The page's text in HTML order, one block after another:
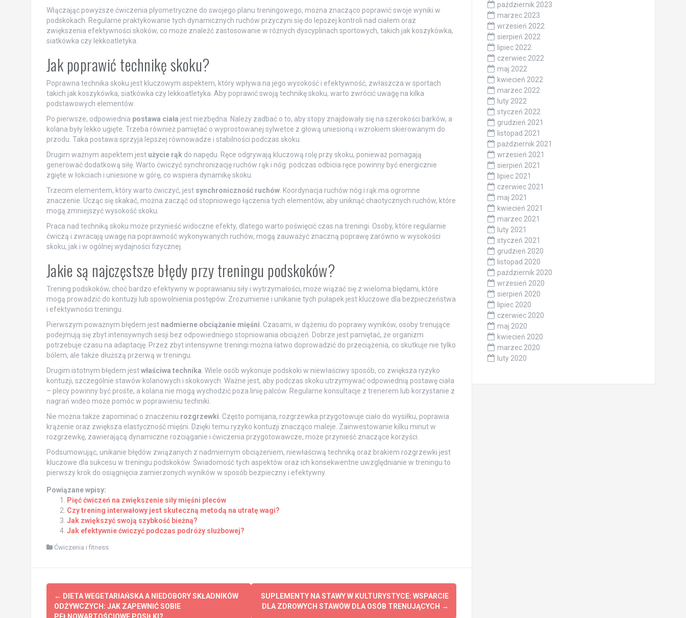
Włączając powyższe ćwiczenia plyometryczne do swojego planu treningowego, można znacząco poprawić swoje wyniki w
podskokach. Regularne praktykowanie tych dynamicznych ruchów przyczyni się do lepszej kontroli nad ciałem oraz
zwiększenia efektywności skoków, co może znaleźć zastosowanie w różnych dyscyplinach sportowych, takich jak koszykówka,
siatkówka czy lekkoatletyka.
Jak poprawić technikę skoku?
Poprawna technika skoku jest kluczowym aspektem, który wpływa na jego wysokość i efektywność, zwłaszcza w sportach
takich jak koszykówka, siatkówka czy lekkoatletyka. Aby poprawić swoją technikę skoku, warto zwrócić uwagę na kilka
podstawowych elementów.
Po pierwsze, odpowiednia postawa ciała jest niezbędna. Należy zadbać o to, aby stopy znajdowały się na szerokości barków, a
kolana były lekko ugięte. Trzeba również pamiętać o wyprostowanej sylwetce z głową uniesioną i wzrokiem skierowanym do
przodu. Taka postawa sprzyja lepszej równowadze i stabilności podczas skoku.
Drugim ważnym aspektem jest użycie rąkdo napędu. Ręce odgrywają kluczową rolę przy skoku, ponieważ pomagają
generować dodatkową siłę. Warto ćwiczyć synchronizację ruchów rąk i nóg: podczas odbicia ręce powinny być energicznie
zgięte w łokciach i uniesione w górę, co wspiera dynamikę skoku.
Trzecim elementem, który warto ćwiczyć, jest synchroniczność ruchów. Koordynacja ruchów nóg i rąk ma ogromne
znaczenie. Ucząc się skakać, można zacząć od stopniowego łączenia tych elementów, aby uniknąć chaotycznych ruchów, które
mogą zmniejszyć wysokość skoku.
Praca nad techniką skoku może przynieść widoczne efekty, dlatego warto poświęcić czas na treningi. Osoby, które regularnie
ćwiczą i zwracają uwagę na poprawność wykonywanych ruchów, mogą zauważyć znaczną poprawę zarówno w wysokości
skoku, jak i w ogólnej wydajności fizycznej.
Jakie są najczęstsze błędy przy treningu podskoków?
Trening podskoków, choć bardzo efektywny w poprawianiu siły i wytrzymałości, może wiązać się z wieloma błędami, które
mogą prowadzić do kontuzji lub spowolnienia postępów. Zrozumienie i unikanie tych pułapek jest kluczowe dla bezpieczeństwa
i efektywności treningu.
Pierwszym poważnym błędem jest nadmierne obciążanie mięśni . Czasami, w dążeniu do poprawy wyników, osoby trenujące
podejmują się zbyt intensywnych sesji bez odpowiedniego stopniowania obciążeń. Dobrze jest pamiętać, że organizm
potrzebuje czasu na adaptację. Przez zbyt intensywne treningi można łatwo doprowadzić do przeciążenia, co skutkuje nie tylko
bólem, ale także dłuższą przerwą w treningu.
Drugim istotnym błędem jestwłaściwa technika . Wiele osób wykonuje podskoki w niewłaściwy sposób, co zwiększa ryzyko
kontuzji, szczególnie stawów kolanowych i skokowych. Ważne jest, aby podczas skoku utrzymywać odpowiednią postawę ciała
– plecy powinny być proste, a kolana nie mogą wychodzić poza linię palców. Regularne konsultacje z trenerem lub korzystanie z
nagrań wideo może pomóc w poprawieniu techniki.
Nie można także zapominać o znaczeniu rozgrzewki . Często pomijana, rozgrzewka przygotowuje ciało do wysiłku, poprawia
krążenie oraz zwiększa elastyczność mięśni. Dzięki temu ryzyko kontuzji znacząco maleje. Zainwestowanie kilku minut w
rozgrzewkę, zawierającą dynamiczne rozciąganie i ćwiczenia przygotowawcze, może przynieść znaczące korzyści.
Podsumowując, unikanie błędów związanych z nadmiernym obciążeniem, niewłaściwą techniką oraz brakiem rozgrzewki jest
kluczowe dla sukcesu w treningu podskoków. Świadomość tych aspektów oraz ich konsekwentne uwzględnianie w treningu to
pierwszy krok do osiągnięcia zamierzonych wyników w sposób bezpieczny i efektywny.
Powiązane wpisy:
Pięć ćwiczeń na zwiększenie siły mięśni pleców
Czy trening interwałowy jest skuteczną metodą na utratę wagi?
Jak zwiększyć swoją szybkość bieżną?
Jak efektywnie ćwiczyć podczas podróży służbowej?
Ćwiczenia i fitness
Post
← DIETA WEGETARIAŃSKA A NIEDOBORY SKŁADNIKÓW
ODŻYWCZYCH: JAK ZAPEWNIĆ SOBIE
SUPLEMENTY NA STAWY W KULTURYSTYCE: WSPARCIE
DLA ZDROWYCH STAWÓW DLA OSÓB TRENUJĄCYCH →
październik 2023
marzec 2023
wrzesień 2022
sierpień 2022
lipiec 2022
czerwiec 2022
maj 2022
kwiecień 2022
marzec 2022
luty 2022
styczeń 2022
grudzień 2021
listopad 2021
październik 2021
wrzesień 2021
sierpień 2021
lipiec 2021
czerwiec 2021
maj 2021
kwiecień 2021
marzec 2021
luty 2021
styczeń 2021
grudzień 2020
listopad 2020
październik 2020
wrzesień 2020
sierpień 2020
lipiec 2020
czerwiec 2020
maj 2020
kwiecień 2020
marzec 2020
luty 2020